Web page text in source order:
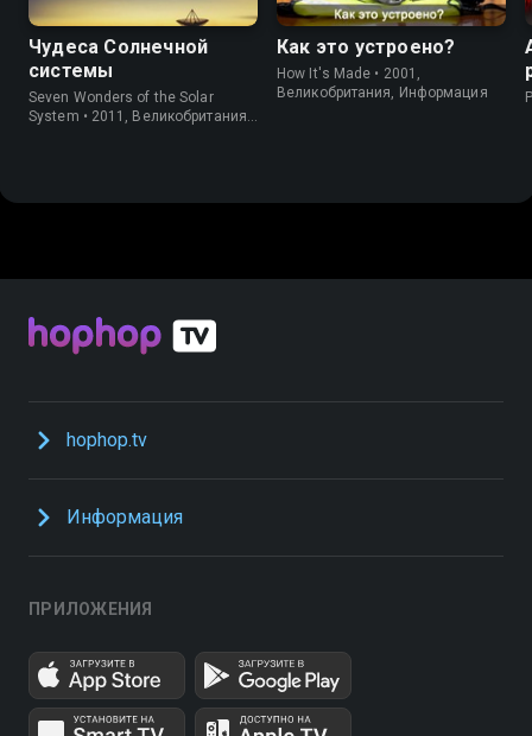
Чудеса Солнечной
системы
Seven Wonders of the Solar
System • 2011, Великобритания,
Как это устроено?
How It's Made • 2001,
Великобритания, Информация
hophop.tv
Информация
ПРИЛОЖЕНИЯ